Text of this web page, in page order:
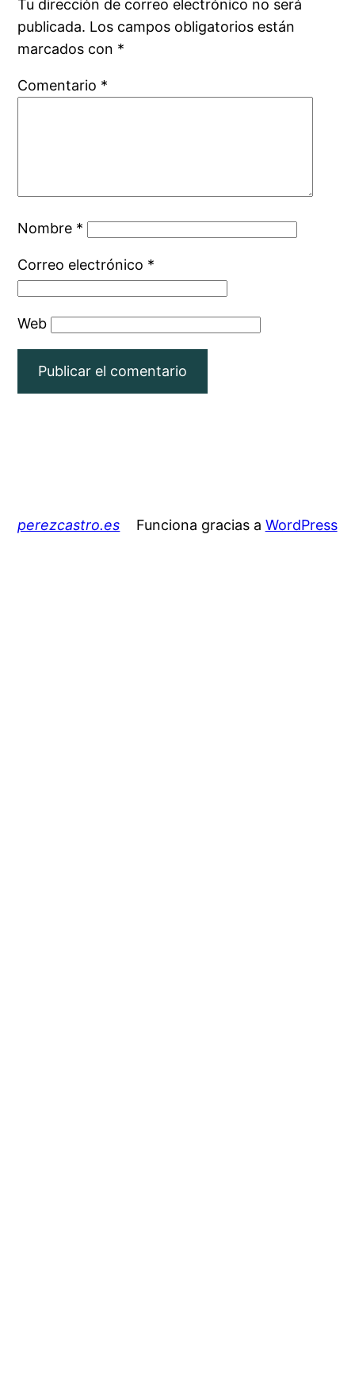
Tu dirección de correo electrónico no será
publicada. Los campos obligatorios están
marcados con *
Comentario *
Nombre *
Correo electrónico *
Web
perezcastro.es Funciona gracias a WordPress